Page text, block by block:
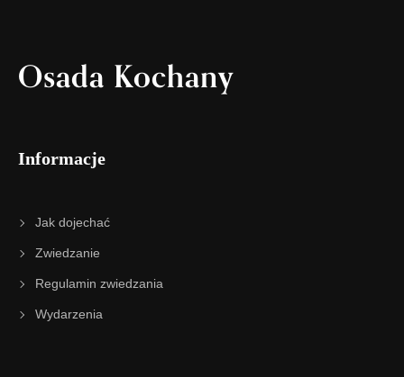
Osada Kochany
Informacje
Jak dojechać
Zwiedzanie
Regulamin zwiedzania
Wydarzenia